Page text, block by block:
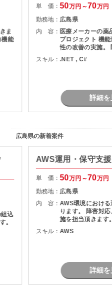
ま
機能
単 価：50万円～70万円
勤務地： 広島県
内 容： 医療メーカーの薬
プロジェクト 機能追加の実施。 性能・操作
性の改善の実施。 既存チームへメンバとして
参画し 基本設計
す。
スキル： .NET , C#
詳細を
広島県の新着案件
込
。
AWS運用・保守支援
単 価：50万円～70万円
勤務地： 広島県
内 容：AWS環境におけ
ります。 障害対応、機能改善などを検討・実
施を担当頂きます。 AWS環境の運用・
障害調査 マニュア
スキル：AWS
詳細を